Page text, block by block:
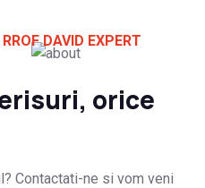
Clienti multumiti!
DAVID EXPERT
orice
Contactati-ne si vom veni